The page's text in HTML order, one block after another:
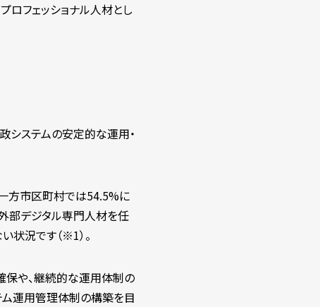
ロフェッショナル人材とし
システムの安定的な運用・
方市区町村では54.5%に
部デジタル専門人材を任
状況です（※1）。
保や、継続的な運用体制の
運用管理体制の構築を目